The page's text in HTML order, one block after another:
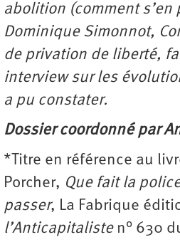
abolition (comment s’en
Dominique Simonnot,
de privation de liberté,
interview sur les
a pu constater.
Dossier coordonné par
*Titre en référence au
Porcher, Que fait la
passer, La Fabrique
l’Anticapitalisten° 630